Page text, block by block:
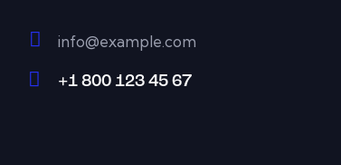
E-
m
info@example.com
+1 800 123 45 67